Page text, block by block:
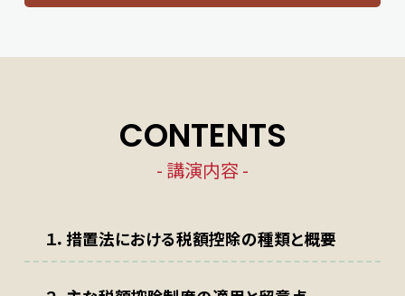
CONTENTS
- 講演内容 -
１．措置法における税額控除の種類と概要